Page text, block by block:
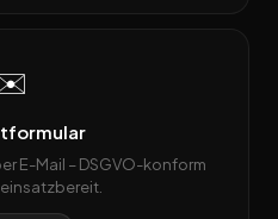
E-Mail – DSGVO-konform